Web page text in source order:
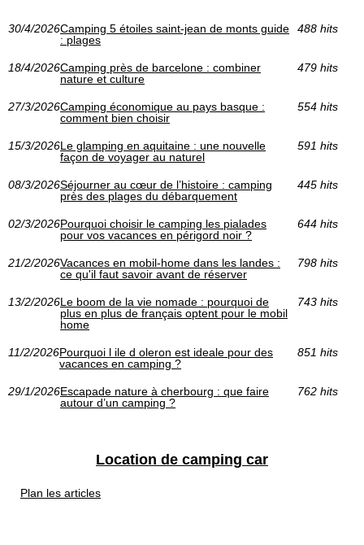
30/4/2026Camping 5 étoiles saint-jean de monts guide
: plages
488 hits
18/4/2026Camping près de barcelone : combiner
nature et culture
479 hits
27/3/2026Camping économique au pays basque :
comment bien choisir
554 hits
15/3/2026Le glamping en aquitaine : une nouvelle
façon de voyager au naturel
591 hits
08/3/2026Séjourner au cœur de l’histoire : camping
près des plages du débarquement
445 hits
02/3/2026Pourquoi choisir le camping les pialades
pour vos vacances en périgord noir ?
644 hits
21/2/2026Vacances en mobil-home dans les landes :
ce qu'il faut savoir avant de réserver
798 hits
13/2/2026Le boom de la vie nomade : pourquoi de
plus en plus de français optent pour le mobil
home
743 hits
11/2/2026Pourquoi l ile d oleron est ideale pour des
vacances en camping ?
851 hits
29/1/2026Escapade nature à cherbourg : que faire
autour d’un camping ?
762 hits
Location de camping car
Plan les articles